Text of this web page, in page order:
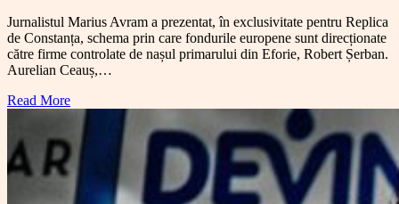
Jurnalistul Marius Avram a prezentat, în exclusivitate pentru Replica
de Constanța, schema prin care fondurile europene sunt direcționate
către firme controlate de nașul primarului din Eforie, Robert Șerban.
Aurelian Ceauș,…
Read More